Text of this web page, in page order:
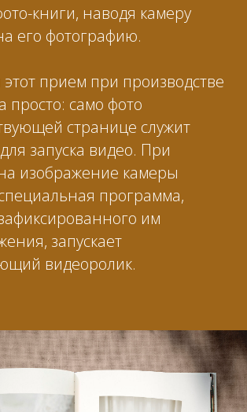
книги, наводя камеру
его фотографию.
этот прием при производстве
просто: само фото
странице служит
запуска видео. При
изображение камеры
программа,
им
запускает
видеоролик.